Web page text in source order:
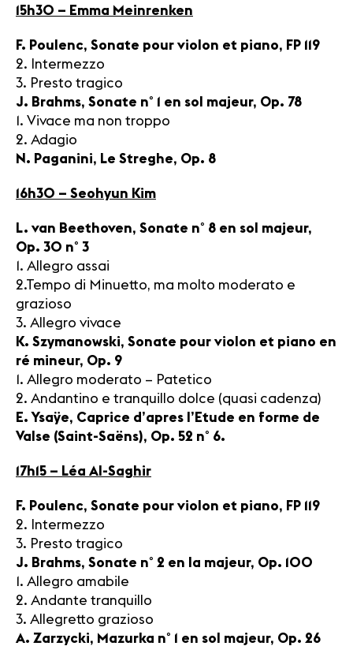
15h30 – Emma Meinrenken
F. Poulenc, Sonate pour violon et piano, FP 119
2. Intermezzo
3. Presto tragico
J. Brahms, Sonate n° 1 en sol majeur, Op. 78
1. Vivace ma non troppo
2. Adagio
N. Paganini, Le Streghe, Op. 8
16h30 – Seohyun Kim
L. van Beethoven, Sonate n° 8 en sol majeur,
Op. 30 n° 3
1. Allegro assai
2.Tempo di Minuetto, ma molto moderato e
grazioso
3. Allegro vivace
K. Szymanowski, Sonate pour violon et piano en
ré mineur, Op. 9
1. Allegro moderato – Patetico
2. Andantino e tranquillo dolce (quasi cadenza)
E. Ysaÿe, Caprice d’apres l’Etude en forme de
Valse (Saint-Saëns), Op. 52 n° 6.
17h15 – Léa Al-Saghir
F. Poulenc, Sonate pour violon et piano, FP 119
2. Intermezzo
3. Presto tragico
J. Brahms, Sonate n° 2 en la majeur, Op. 100
1. Allegro amabile
2. Andante tranquillo
3. Allegretto grazioso
A. Zarzycki, Mazurka n° 1 en sol majeur, Op. 26